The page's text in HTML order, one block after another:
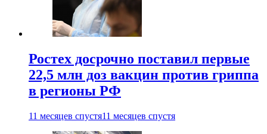
Ростех досрочно поставил первые
22,5 млн доз вакцин против гриппа
в регионы РФ
11 месяцев спустя11 месяцев спустя